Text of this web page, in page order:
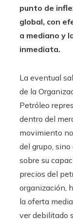
punto de
global, con
a mediano y
inmediata.
La eventual
de la
Petróleo
dentro del
movimiento
del grupo,
sobre su
precios del
organización,
la oferta
ver debilitado